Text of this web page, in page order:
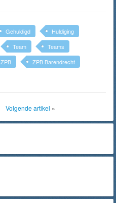
Gehuldigd
Huldiging
Team
Teams
ZPB
ZPB Barendrecht
Volgende artikel »